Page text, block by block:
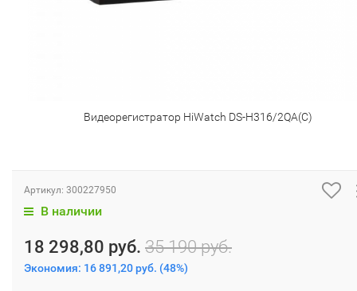
Видеорегистратор HiWatch DS-H316/2QA(C)
Артикул: 300227950
В наличии
18 298,80 руб. 35 190 руб.
Экономия: 16 891,20 руб. (48%)